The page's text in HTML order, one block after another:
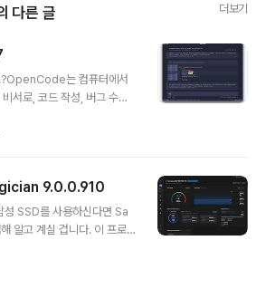
다른 글 더보기
는 컴퓨터에서
서로, 코드 작성, 버그 수정,
실행해 주는 명령줄 도우미
시스템 및/또는 API 키를 통
서 안전하게 사용할 수 있
장난감이 아닙니다. 코드를
리할 수 있는 모든 작업을 처
9.0.0.910
SSD를 사용하신다면 Sa
알고 계실 겁니다. 이 프로
을 수행할 수 있습니다. 버전